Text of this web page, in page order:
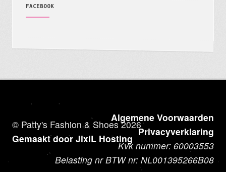
FACEBOOK
© Patty's Fashion & Shoes 2026
Gemaakt door JixiL Hosting
Algemene Voorwaarden
Privacyverklaring
Kvk nummer: 60003553
Belasting nr BTW nr: NL001395266B08